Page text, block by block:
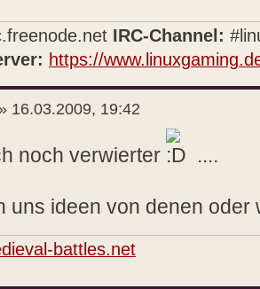
IRC-Channel:
https://
» 16.03.2009, 19:42
noch verwierter ....
uns ideen von denen oder
battles.net